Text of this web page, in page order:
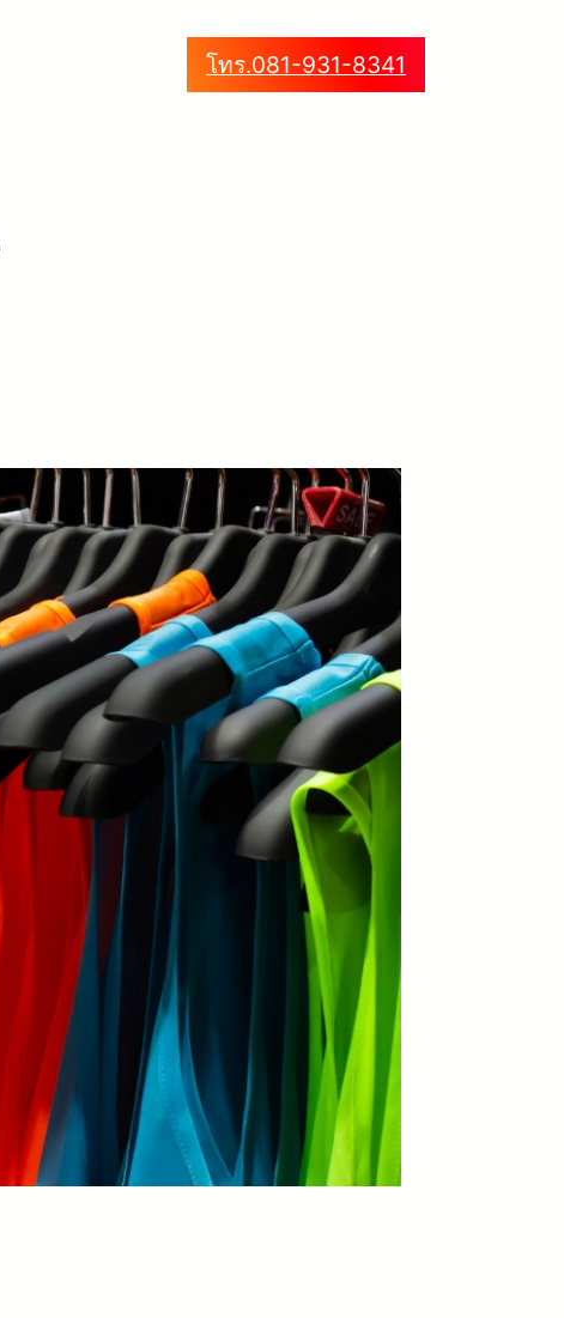
โทร.081-931-8341